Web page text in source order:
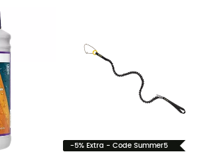
-5% Extra - Code Summer5